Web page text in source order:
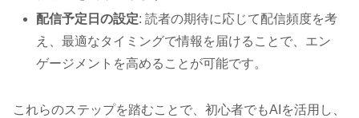
配信予定日の設定: 読者の期待に応じて配信頻度を考
え、最適なタイミングで情報を届けることで、エン
ゲージメントを高めることが可能です。
これらのステップを踏むことで、初心者でもAIを活用し、